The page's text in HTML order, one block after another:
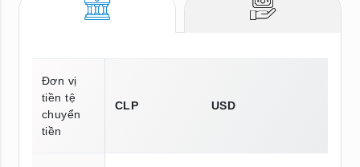
Đơn vị
tiền tệ
chuyển
tiền
CLP USD